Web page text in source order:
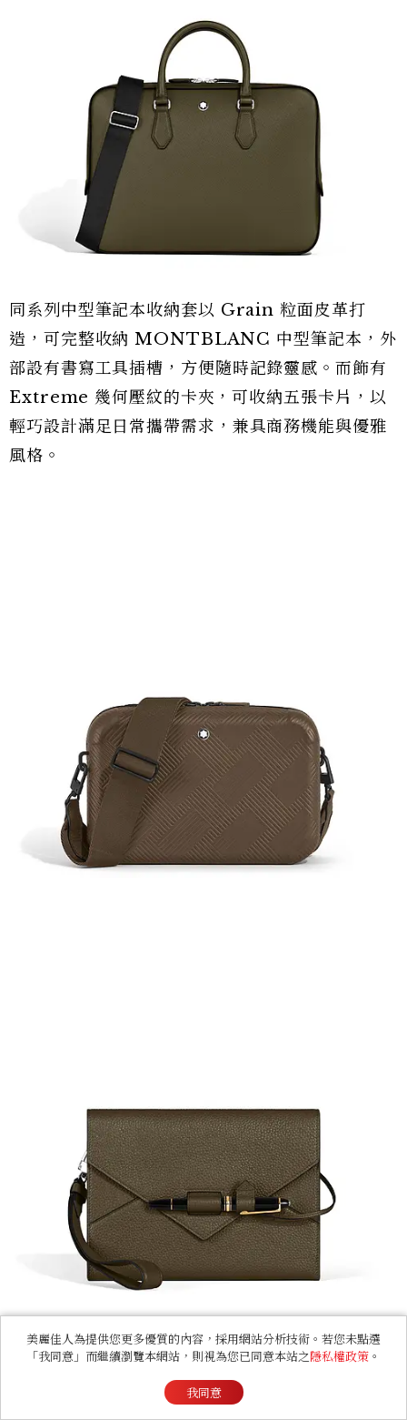
同系列中型筆記本收納套以 Grain 粒面皮革打
造，可完整收納 MONTBLANC 中型筆記本，外
部設有書寫工具插槽，方便隨時記錄靈感。而飾有
Extreme 幾何壓紋的卡夾，可收納五張卡片，以
輕巧設計滿足日常攜帶需求，兼具商務機能與優雅
風格。
想送一雙能陪伴爸爸多年的鞋履？Di
or 今年有哪些值得關注的設計？
美麗佳人為提供您更多優質的內容，採用網站分析技術。若您未點選
「我同意」而繼續瀏覽本網站，則視為您已同意本站之隱私權政策 。
我同意